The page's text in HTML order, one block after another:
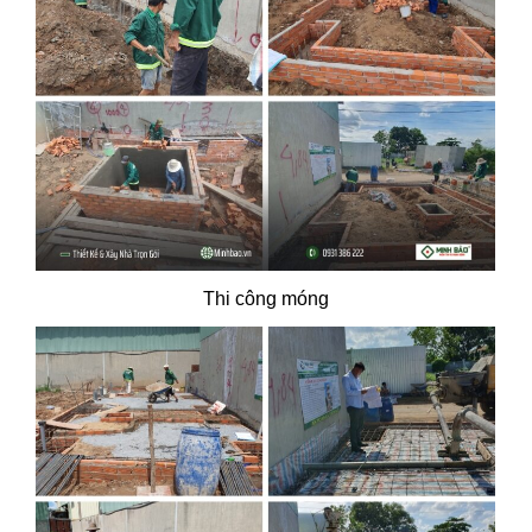
Thi công móng